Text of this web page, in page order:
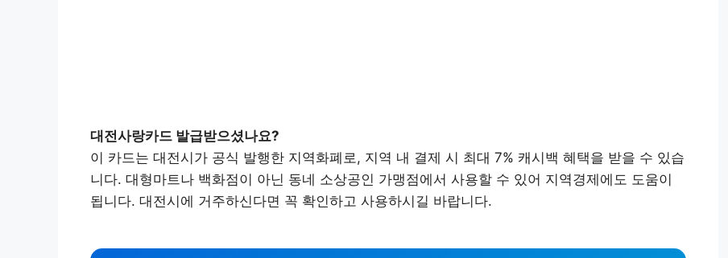
대전사랑카드 발급받으셨나요?
이 카드는 대전시가 공식 발행한 지역화폐로, 지역 내 결제 시 최대 7% 캐시백 혜택을 받을 수 있습
니다. 대형마트나 백화점이 아닌 동네 소상공인 가맹점에서 사용할 수 있어 지역경제에도 도움이
됩니다. 대전시에 거주하신다면 꼭 확인하고 사용하시길 바랍니다.